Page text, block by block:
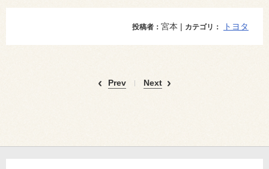
投稿者： 宮本 | カテゴリ： トヨタ
Prev Next